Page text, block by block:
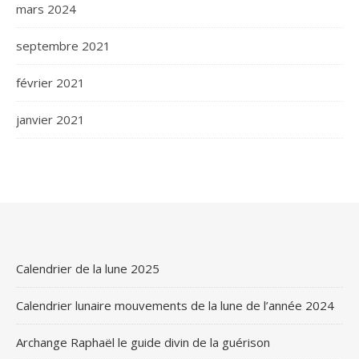
mars 2024
septembre 2021
février 2021
janvier 2021
Calendrier de la lune 2025
Calendrier lunaire mouvements de la lune de l’année 2024
Archange Raphaël le guide divin de la guérison